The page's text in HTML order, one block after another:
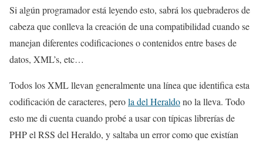
Si algún programador está leyendo esto, sabrá los quebraderos de
cabeza que conlleva la creación de una compatibilidad cuando se
manejan diferentes codificaciones o contenidos entre bases de
datos, XML’s, etc…
Todos los XML llevan generalmente una línea que identifica esta
codificación de caracteres, perola del Heraldono la lleva. Todo
esto me di cuenta cuando probé a usar con típicas librerías de
PHP el RSS del Heraldo, y saltaba un error como que existían